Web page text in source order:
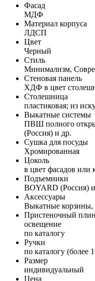
Фасад
МДФ
Материал корпуса
ЛДСП
Цвет
Черный
Стиль
Минимализм,
Стеновая панель
ХДФ в цвет
Столешница
пластиковая; из
Выкатные системы
ПВШ полного
(Россия) и др.
Сушка для посуды
Хромированная
Цоколь
в цвет фасадов или
Подъемники
BOYARD (Россия)
Аксессуары
Выкатные
Пристеночный
освещение
по каталогу
Ручки
по каталогу (более
Размер
индивидуальный
Цена